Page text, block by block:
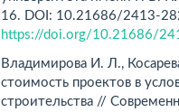
16. DOI: 10.21686/2413-
https://doi.org/10.21686/
Владимирова И. Л.,
стоимость проектов в
строительства //